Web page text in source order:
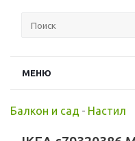
МЕНЮ
Балкон и сад - Настил